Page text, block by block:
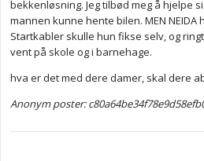
bekkenløsning. Jeg tilbød meg å hjelpe
mannen kunne hente bilen. MEN NEIDA
Startkabler skulle hun fikse selv, og
vent på skole og i barnehage.
hva er det med dere damer, skal dere
Anonym poster: